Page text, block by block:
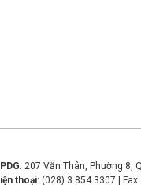
: 207 Văn Thân, Phường 8,
thoại: (028) 3 854 3307 |